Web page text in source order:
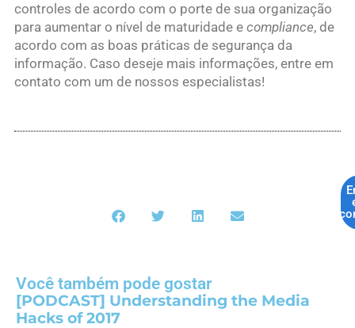
controles de acordo com o porte de sua organização
para aumentar o nível de maturidade e compliance, de
acordo com as boas práticas de segurança da
informação. Caso deseje mais informações, entre em
contato com um de nossos especialistas!
Você também pode gostar
[PODCAST] Understanding the Media
Hacks of 2017